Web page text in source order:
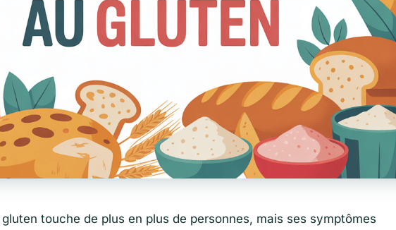
gluten touche de plus en plus de personnes, mais ses symptômes